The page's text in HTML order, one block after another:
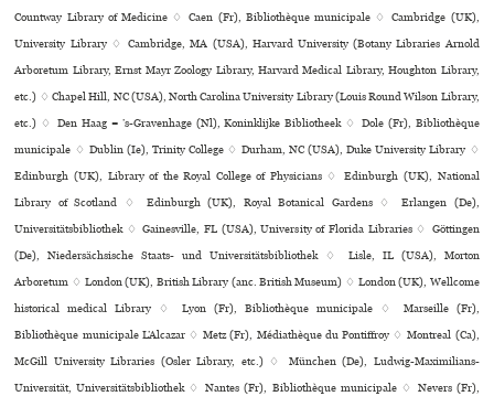
Countway Library of Medicine ♢ Caen (Fr), Bibliothèque muni­ci­pale ♢ Cambridge (UK),
University Library ♢ Cambridge, MA (USA), Harvard University (Botany Libraries Arnold
Arboretum Library, Ernst Mayr Zoology Library, Harvard Medical Library, Houghton Library,
etc.) ♢ Chapel Hill, NC (USA), North Carolina University Library (Louis Round Wilson Library,
etc.) ♢ Den Haag = ’s-Gravenhage (Nl), Koninklijke Bibliotheek ♢ Dole (Fr), Bibliothèque
muni­ci­pale ♢ Dublin (Ie), Trinity College ♢ Durham, NC (USA), Duke University Library ♢
Edinburgh (UK), Library of the Royal College of Physicians ♢ Edinburgh (UK), National
Library of Scotland ♢ Edinburgh (UK), Royal Botanical Gardens ♢ Erlangen (De),
Universitätsbibliothek ♢ Gainesville, FL (USA), University of Florida Libraries ♢ Göttingen
(De), Niedersächsische Staats- und Universitätsbibliothek ♢ Lisle, IL (USA), Morton
Arboretum ♢ London (UK), British Library (anc. British Museum) ♢ London (UK), Wellcome
his­to­ri­cal medi­cal Library ♢ Lyon (Fr), Bibliothèque muni­ci­pale ♢ Marseille (Fr),
Bibliothèque muni­ci­pale L’Alcazar ♢ Metz (Fr), Médiathèque du Pontiffroy ♢ Montreal (Ca),
McGill University Libraries (Osler Library, etc.) ♢ München (De), Ludwig-Maximilians-
Universität, Universitätsbibliothek ♢ Nantes (Fr), Bibliothèque muni­ci­pale ♢ Nevers (Fr),